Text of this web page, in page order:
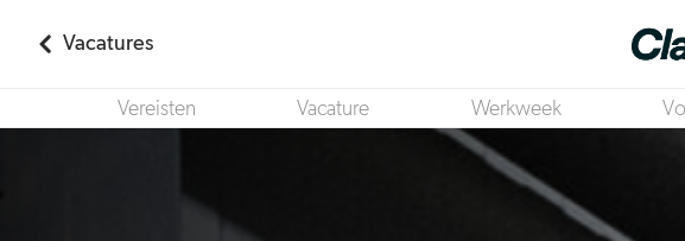
Vacatures
Vereisten Vacature Werkweek